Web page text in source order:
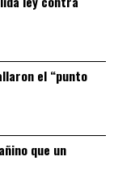
el “punto
que un